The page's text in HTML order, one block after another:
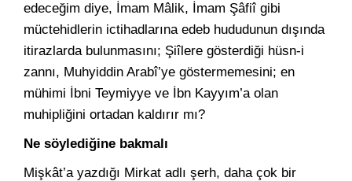
edeceğim diye, İmam Mâlik, İmam Şâfiî gibi
müctehidlerin ictihadlarına edeb hududunun dışında
itirazlarda bulunmasını; Şiîlere gösterdiği hüsn-i
zannı, Muhyiddin Arabî’ye göstermemesini; en
mühimi İbni Teymiyye ve İbn Kayyım’a olan
muhipliğini ortadan kaldırır mı?
Ne söylediğine bakmalı
Mişkât’a yazdığı Mirkat adlı şerh, daha çok bir